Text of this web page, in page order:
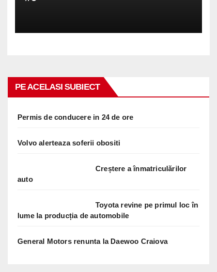
PE ACELASI SUBIECT
Permis de conducere in 24 de ore
Volvo alerteaza soferii obositi
Creștere a înmatriculărilor
auto
Toyota revine pe primul loc în
lume la producția de automobile
General Motors renunta la Daewoo Craiova